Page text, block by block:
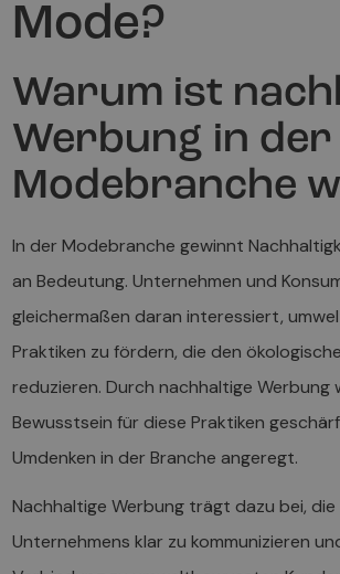
Mode?
Warum ist
Werbung in der
Modebranche
In der Modebranche gewinnt
an Bedeutung. Unternehmen und
gleichermaßen daran interessiert,
Praktiken zu fördern, die den
reduzieren. Durch nachhaltige Werbung
Bewusstsein für diese Praktiken
Umdenken in der Branche angeregt.
Nachhaltige Werbung trägt dazu bei, die
Unternehmens klar zu kommunizieren